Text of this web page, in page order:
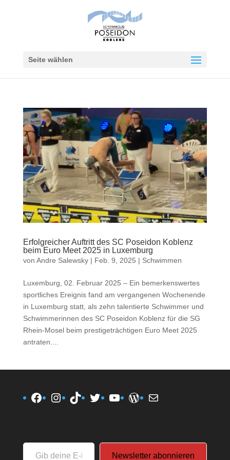
Seite wählen
Erfolgreicher Auftritt des SC Poseidon Koblenz
beim Euro Meet 2025 in Luxemburg
von Andre Salewsky| Feb. 9, 2025 | Schwimmen
Luxemburg, 02. Februar 2025 – Ein bemerkenswertes
sportliches Ereignis fand am vergangenen Wochenende
in Luxemburg statt, als zehn talentierte Schwimmer und
Schwimmerinnen des SC Poseidon Koblenz für die SG
Rhein-Mosel beim prestigeträchtigen Euro Meet 2025
antraten....
Facebook
Instagram
TikTokTwitterYouTube
WordPress
E-Mail
Newsletter abonnieren